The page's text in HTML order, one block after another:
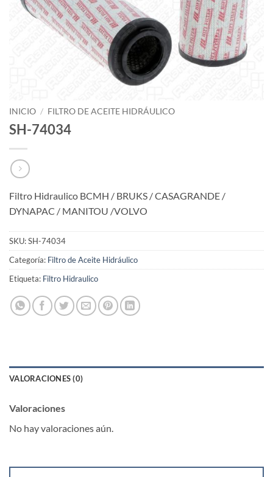
INICIO / FILTRO DE ACEITE HIDRÁULICO
SH-74034
Filtro Hidraulico BCMH / BRUKS / CASAGRANDE /
DYNAPAC / MANITOU /VOLVO
SKU:SH-74034
Categoría: Filtro de Aceite Hidráulico
Etiqueta: Filtro Hidraulico
VALORACIONES (0)
Valoraciones
No hay valoraciones aún.